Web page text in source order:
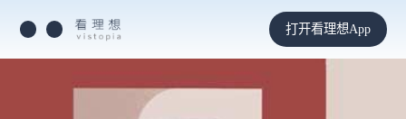
打开看理想App